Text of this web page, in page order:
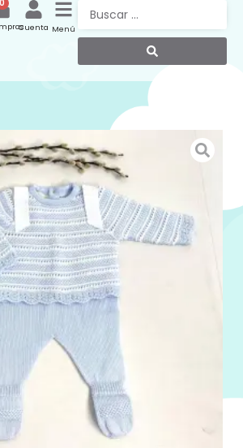
Menú
Cuenta
0